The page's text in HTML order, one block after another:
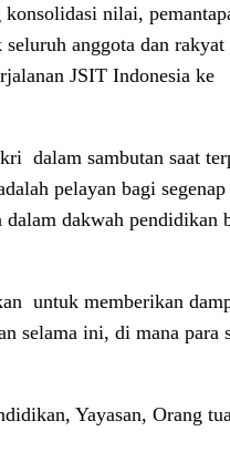
nilai,
anggota dan rakyat
JSIT Indonesia ke
dalam sambutan saat
pelayan bagi segenap
dakwah pendidikan
untuk memberikan
selama ini, di mana para
Yayasan, Orang